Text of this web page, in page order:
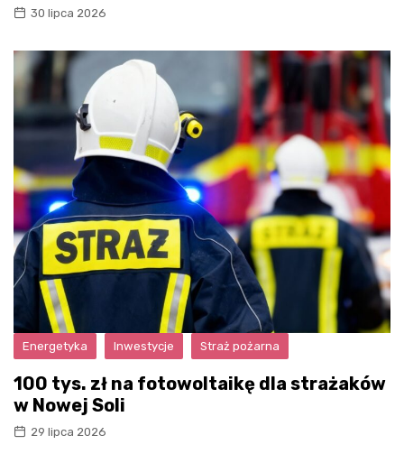
30 lipca 2026
Energetyka Inwestycje Straż pożarna
100 tys. zł na fotowoltaikę dla strażaków
w Nowej Soli
29 lipca 2026